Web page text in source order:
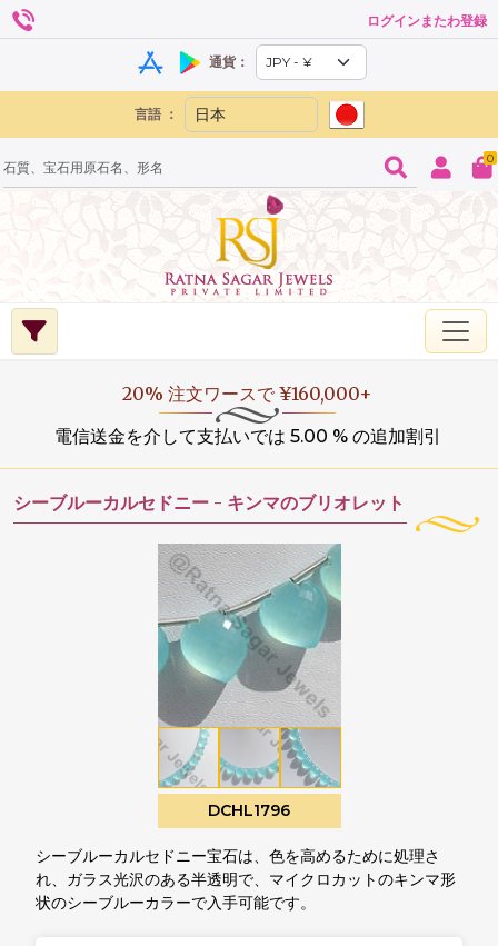
ログインまたわ登録
通貨：
言語 ：
0
20% 注文ワースで ¥160,000+
電信送金を介して支払いでは 5.00 % の追加割引
シーブルーカルセドニー - キンマのブリオレット
DCHL1796
シーブルーカルセドニー宝石は、色を高めるために処理さ
れ、ガラス光沢のある半透明で、マイクロカットのキンマ形
状のシーブルーカラーで入手可能です。